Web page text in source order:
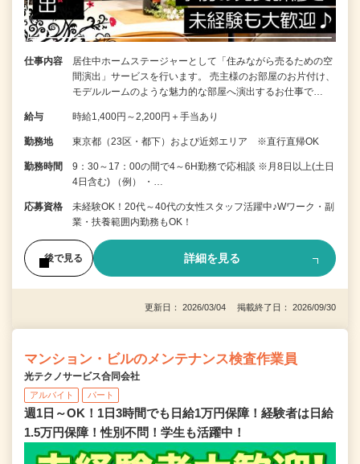
仕事内容
居住中ホームステージャーとして「住みながら売るための空
間演出」サービスを行います。 売主様のお部屋のお片付け、
モデルルームのような魅力的な部屋へ演出するお仕事で…
給与 時給1,400円～2,200円＋手当あり
勤務地 東京都（23区・都下）および近郊エリア ※直行直帰OK
勤務時間
9：30～17：00の間で4～6H勤務で応相談 ※月8日以上(土日
4日含む) （例） ・…
応募資格
未経験OK！20代～40代の女性スタッフ活躍中♪Wワーク・副
業・扶養範囲内勤務もOK！
後で見る 詳細を見る
更新日： 2026/03/04 掲載終了日： 2026/09/30
マンション・ビルのメンテナンス検査作業員
光テクノサービス合同会社
アルバイト パート
週1日～OK！1日3時間でも日給1万円保障！経験者は日給
1.5万円保障！性別不問！学生も活躍中！